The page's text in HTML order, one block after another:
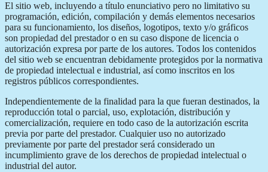
El sitio web, incluyendo a título enunciativo pero no limitativo su
programación, edición, compilación y demás elementos necesarios
para su funcionamiento, los diseños, logotipos, texto y/o gráficos
son propiedad del prestador o en su caso dispone de licencia o
autorización expresa por parte de los autores. Todos los contenidos
del sitio web se encuentran debidamente protegidos por la normativa
de propiedad intelectual e industrial, así como inscritos en los
registros públicos correspondientes.
Independientemente de la finalidad para la que fueran destinados, la
reproducción total o parcial, uso, explotación, distribución y
comercialización, requiere en todo caso de la autorización escrita
previa por parte del prestador. Cualquier uso no autorizado
previamente por parte del prestador será considerado un
incumplimiento grave de los derechos de propiedad intelectual o
industrial del autor.